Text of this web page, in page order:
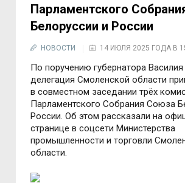
Парламентского
Белоруссии и России
НОВОСТИ 14 ИЮЛЯ 2025 ГОДА В
По поручению губернатора
делегация Смоленской области
в совместном заседании трёх
Парламентского Собрания Союза
России. Об этом рассказали на
странице в соцсети Министерства
промышленности и торговли
области.